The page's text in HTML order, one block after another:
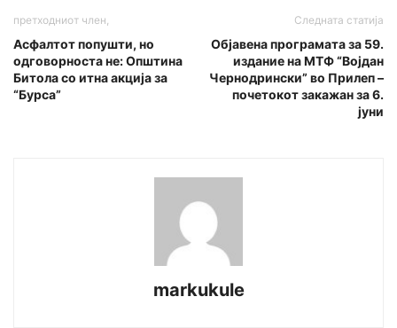
претходниот член,
Асфалтот попушти, но
одговорноста не: Општина
Битола со итна акција за
“Бурса”
Следната статија
Oбјавена програмата за 59.
издание на МТФ “Војдан
Чернодрински” во Прилеп –
почетокот закажан за 6.
јуни
markukule